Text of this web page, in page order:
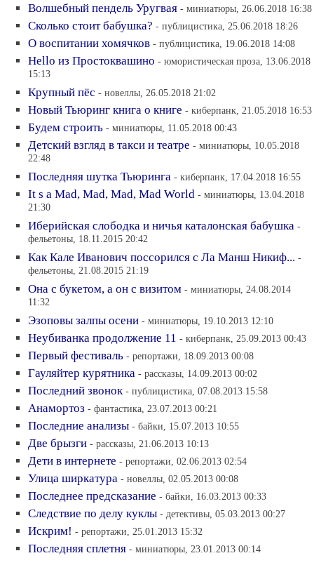
Волшебный пендель Уругвая - миниатюры, 26.06.2018 16:38
Сколько стоит бабушка? - публицистика, 25.06.2018 18:26
О воспитании хомячков - публицистика, 19.06.2018 14:08
Hello из Простоквашино - юмористическая проза, 13.06.2018
15:13
Крупный пёс - новеллы, 26.05.2018 21:02
Новый Тьюринг книга о книге - киберпанк, 21.05.2018 16:53
Будем строить - миниатюры, 11.05.2018 00:43
Детский взгляд в такси и театре - миниатюры, 10.05.2018
22:48
Последняя шутка Тьюринга - киберпанк, 17.04.2018 16:55
It s a Mad, Mad, Mad, Mad World - миниатюры, 13.04.2018
21:30
Иберийская слободка и ничья каталонская бабушка -
фельетоны, 18.11.2015 20:42
Как Кале Иванович поссорился с Ла Манш Никиф... -
фельетоны, 21.08.2015 21:19
Она с букетом, а он с визитом - миниатюры, 24.08.2014
11:32
Эзоповы залпы осени - миниатюры, 19.10.2013 12:10
Неубиванка продолжение 11 - киберпанк, 25.09.2013 00:43
Первый фестиваль - репортажи, 18.09.2013 00:08
Гауляйтер курятника - рассказы, 14.09.2013 00:02
Последний звонок - публицистика, 07.08.2013 15:58
Анамортоз - фантастика, 23.07.2013 00:21
Последние анализы - байки, 15.07.2013 10:55
Две брызги - рассказы, 21.06.2013 10:13
Дети в интернете - репортажи, 02.06.2013 02:54
Улица ширкатура - новеллы, 02.05.2013 00:08
Последнее предсказание - байки, 16.03.2013 00:33
Следствие по делу куклы - детективы, 05.03.2013 00:27
Искрим! - репортажи, 25.01.2013 15:32
Последняя сплетня - миниатюры, 23.01.2013 00:14